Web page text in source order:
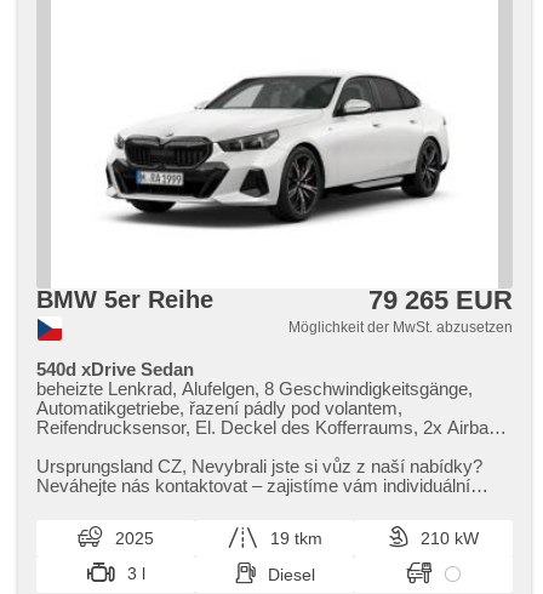
BMW 5er Reihe 79 265 EUR
Möglichkeit der MwSt. abzusetzen
540d xDrive Sedan
beheizte Lenkrad, Alufelgen, 8 Geschwindigkeitsgänge,
Automatikgetriebe, řazení pádly pod volantem,
Reifendrucksensor, El. Deckel des Kofferraums, 2x Airbag,
paměť nastavení sedadla řidiče, El. einstellbare Sitze,
Längssitzvorschub, höheneinstellbare Sitze, roletky na
Klimaautomatik, 4-Zonen Klimaanlage, ambientní osvětlení
interiéru, Vorderlichter LED, Schaltflutlicht, automatické
přepínání dálkových světel, Lichtsensor, Heck LED
Leuchte, Tempomat, Uhr Spur, Notbremsung (PEBS),
Ursprungsland CZ,​ Nevybrali jste si vůz z naší nabídky?
Neváhejte nás kontaktovat – zajistíme vám individuální
2025 19 tkm
210 kW
3 l
Diesel